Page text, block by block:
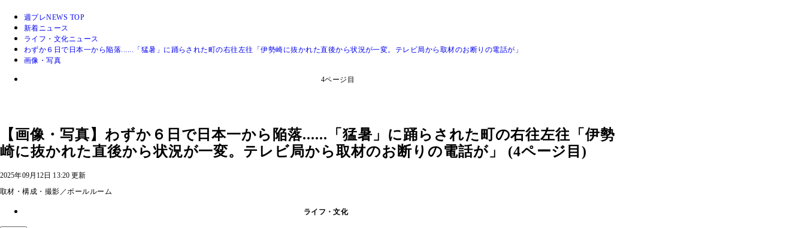
週プレNEWS TOP
新着ニュース
ライフ・文化ニュース
わずか６日で日本一から陥落......「猛暑」に踊らされた町の右往左往「伊勢崎に抜かれた直後から状況が一変。テレビ局から取材のお断りの電話が」
画像・写真
4ページ目
【画像・写真】わずか６日で日本一から陥落......「猛暑」に踊らされた町の右往左往「伊勢
崎に抜かれた直後から状況が一変。テレビ局から取材のお断りの電話が」 (4ページ目)
2025年09月12日 13:20 更新
取材・構成・撮影／ボールルーム
ライフ・文化